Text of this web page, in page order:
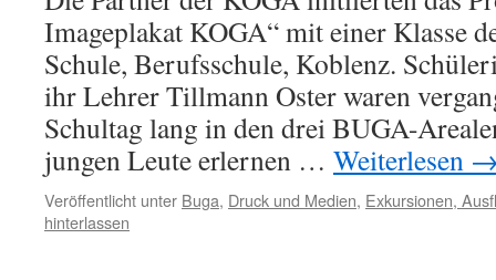
Imageplakat KOGA“ mit einer Klasse
Schule, Berufsschule, Koblenz.
ihr Lehrer Tillmann Oster waren
Schultag lang in den drei BUGA-
jungen Leute erlernen … Weiterlesen
Veröffentlicht unter Buga, Druck und Medien, Exkursionen,
hinterlassen